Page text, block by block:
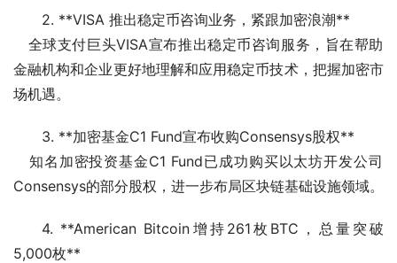
2. **VISA 推出稳定币咨询业务，紧跟加密浪潮**
金融机构和企业更好地理解和应用稳定币技术，把握加密市
场机遇。
3. **加密基金C1 Fund宣布收购Consensys股权**
4. **American Bitcoin增持261枚BTC，总量突破
5,000枚**